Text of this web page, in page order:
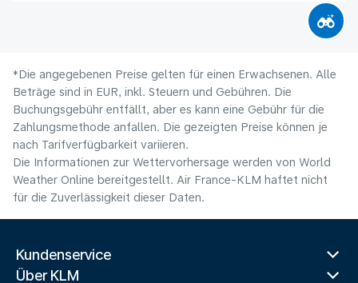
*Die angegebenen Preise gelten für einen Erwachsenen. Alle
Beträge sind in EUR, inkl. Steuern und Gebühren. Die
Buchungsgebühr entfällt, aber es kann eine Gebühr für die
Zahlungsmethode anfallen. Die gezeigten Preise können je
nach Tarifverfügbarkeit variieren.
Die Informationen zur Wettervorhersage werden von World
Weather Online bereitgestellt. Air France-KLM haftet nicht
für die Zuverlässigkeit dieser Daten.
Kundenservice
Über KLM